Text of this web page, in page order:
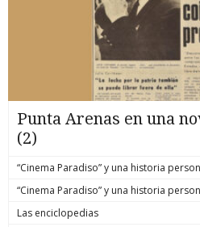
Punta Arenas en una
(2)
“Cinema Paradiso” y una historia
“Cinema Paradiso” y una historia
Las enciclopedias